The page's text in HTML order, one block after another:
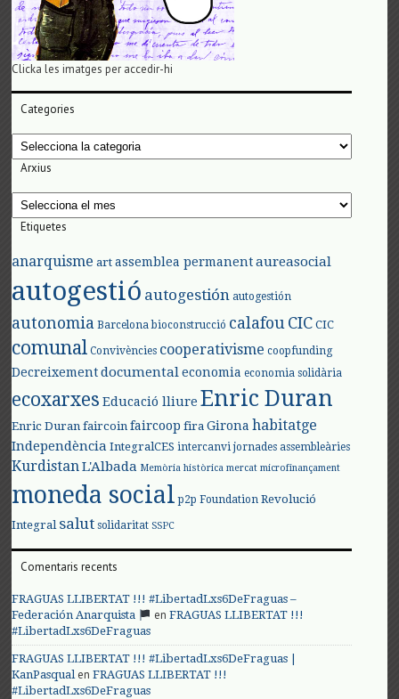
Clicka les imatges per accedir-hi
Categories
Categories
Arxius
Arxius
Etiquetes
anarquisme art assemblea permanent aureasocial
autogestió autogestión autogestión
autonomia Barcelona bioconstrucció calafouCIC CIC
comunal Convivències cooperativisme coopfunding
Decreixement documental economia economia solidària
ecoxarxes Educació lliure Enric Duran
Enric Duran faircoin faircoop fira Girona habitatge
Independència IntegralCES intercanvi jornades assembleàries
KurdistanL'Albada Memòria històrica mercat microfinançament
moneda social p2p Foundation Revolució
Integral salut solidaritat SSPC
Comentaris recents
FRAGUAS LLIBERTAT !!! #LibertadLxs6DeFraguas –
Federación Anarquista
enFRAGUAS LLIBERTAT !!!
#LibertadLxs6DeFraguas
FRAGUAS LLIBERTAT !!! #LibertadLxs6DeFraguas |
KanPasqualenFRAGUAS LLIBERTAT !!!
#LibertadLxs6DeFraguas